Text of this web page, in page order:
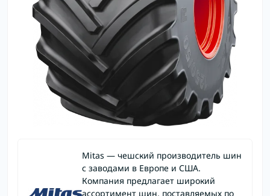
Mitas — чешский производитель шин
с заводами в Европе и США.
Компания предлагает широкий
ассортимент шин, поставляемых по